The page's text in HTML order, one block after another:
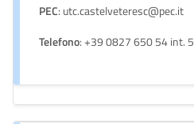
PEC: utc.castelveteresc@pec.it
Telefono: +39 0827 650 54 int. 5